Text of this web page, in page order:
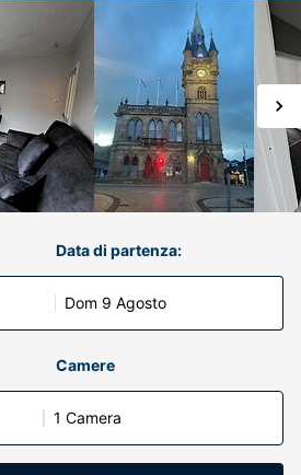
Data di partenza:
Dom 9 Agosto
Camere
1 Camera